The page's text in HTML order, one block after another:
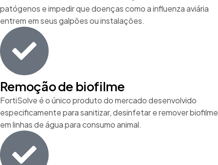
patógenos e impedir que doenças como a influenza aviária
entrem em seus galpões ou instalações.
Remoção de biofilme
FortiSolve é o único produto do mercado desenvolvido
especificamente para sanitizar, desinfetar e remover biofilme
em linhas de água para consumo animal.